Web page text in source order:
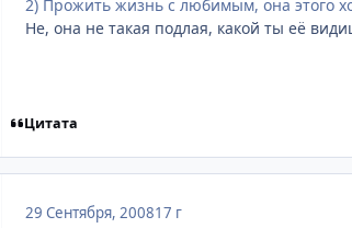
2) Прожить жизнь с любимым, она этого
Не, она не такая подлая, какой ты её
Цитата
29 Сентября, 200817 г